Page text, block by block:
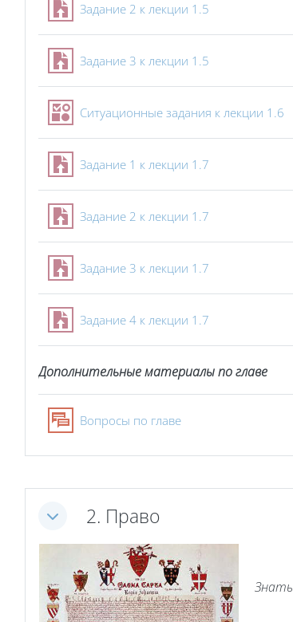
Задание 2 к лекции 1.5
Задание 3 к лекции 1.5
Ситуационные задания к лекции 1.6
Задание 1 к лекции 1.7
Задание 2 к лекции 1.7
Задание 3 к лекции 1.7
Задание 4 к лекции 1.7
Дополнительные материалы по главе
Вопросы по главе
Свернуть2. Право
Знать